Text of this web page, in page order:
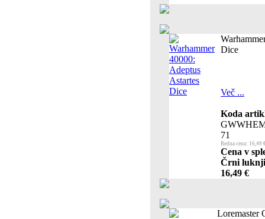
Dice
Več ...
Koda
71
Redna cena: 16,49
Cena v
Črni
16,49 €
Loremaster